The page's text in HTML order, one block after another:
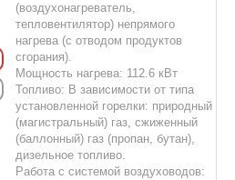
(воздухонагреватель,
тепловентилятор) непрямого
нагрева (с отводом продуктов
сгорания).
Мощность нагрева: 112.6 кВт
Топливо: В зависимости от типа
установленной горелки: природный
(магистральный) газ, сжиженный
(баллонный) газ (пропан, бутан),
дизельное топливо.
Работа с системой воздуховодов: